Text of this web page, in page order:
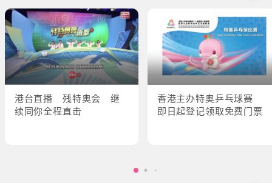
港台直播 残特奥会 继
续同你全程直击
香港主办特奥乒乓球赛
即日起登记领取免费门票